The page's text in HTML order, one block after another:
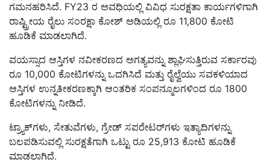
ಗಮನಹರಿಸಿದೆ. FY23 ರ ಅವಧಿಯಲ್ಲಿ ವಿವಿಧ ಸುರಕ್ಷತಾ ಕಾರ್ಯಗಳಿಗಾಗಿ
ರಾಷ್ಟ್ರೀಯ ರೈಲು ಸಂರಕ್ಷಾ ಕೋಶ್ ಅಡಿಯಲ್ಲಿ ರೂ 11,800 ಕೋಟಿ
ಹೂಡಿಕೆ ಮಾಡಲಾಗಿದೆ.
ವಯಸ್ಸಾದ ಆಸ್ತಿಗಳ ನವೀಕರಣದ ಅಗತ್ಯವನ್ನು ಶ್ಲಾಘಿಸುತ್ತಿರುವ ಸರ್ಕಾರವು
ರೂ 10,000 ಕೋಟಿಗಳನ್ನು ಒದಗಿಸಿದೆ ಮತ್ತು ರೈಲ್ವೆಯು ಸವಕಳಿಯಾದ
ಆಸ್ತಿಗಳ ಉನ್ನತೀಕರಣಕ್ಕಾಗಿ ಆಂತರಿಕ ಸಂಪನ್ಮೂಲಗಳಿಂದ ರೂ 1800
ಕೋಟಿಗಳನ್ನು ನೀಡಿದೆ.
ಟ್ರ್ಯಾಕ್‌ಗಳು, ಸೇತುವೆಗಳು, ಗ್ರೇಡ್ ಸಪರೇಟರ್‌ಗಳು ಇತ್ಯಾದಿಗಳನ್ನು
ಬಲಪಡಿಸುವಲ್ಲಿ ಸುರಕ್ಷತೆಗಾಗಿ ಒಟ್ಟು ರೂ 25,913 ಕೋಟಿ ಹೂಡಿಕೆ
ಮಾಡಲಾಗಿದೆ.